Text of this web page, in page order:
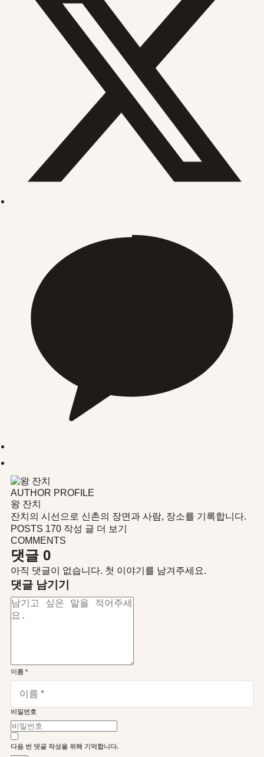
AUTHOR PROFILE
왕 잔치
잔치의 시선으로 신촌의 장면과 사람, 장소를 기록합니다.
POSTS 170 작성 글 더 보기
COMMENTS
댓글 0
아직 댓글이 없습니다. 첫 이야기를 남겨주세요.
댓글 남기기
이름 *
비밀번호
다음 번 댓글 작성을 위해 기억합니다.